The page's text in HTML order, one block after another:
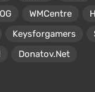
WMCentre
Keysforgamers
Donatov.Net